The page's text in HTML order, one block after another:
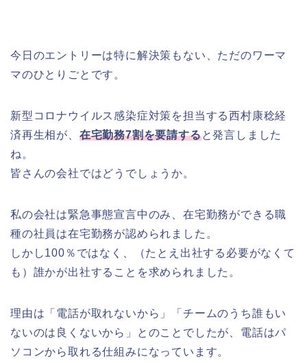
今日のエントリーは特に解決策もない、ただのワーマ
マのひとりごとです。
新型コロナウイルス感染症対策を担当する西村康稔経
済再生相が、 在宅勤務7割を要請すると発言しました
ね。
皆さんの会社ではどうでしょうか。
私の会社は緊急事態宣言中のみ、在宅勤務ができる職
種の社員は在宅勤務が認められました。
しかし100％ではなく、（たとえ出社する必要がなくて
も）誰かが出社することを求められました。
理由は「電話が取れないから」「チームのうち誰もい
ないのは良くないから」とのことでしたが、電話はパ
ソコンから取れる仕組みになっています。